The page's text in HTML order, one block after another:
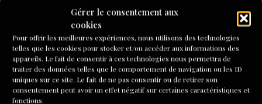
Gérer le consentement aux
cookies
Pour offrir les meilleures expériences, nous utilisons des technologies
telles que les cookies pour stocker et/ou accéder aux informations des
appareils. Le fait de consentir à ces technologies nous permettra de
traiter des données telles que le comportement de navigation ou les ID
uniques sur ce site. Le fait de ne pas consentir ou de retirer son
consentement peut avoir un effet négatif sur certaines caractéristiques et
fonctions.
mouvement de 68 – le culte de la prise de parole, de la
lecture au groupe à voix haute, là où les professeurs à la
manière américaine privilégiaient l’analyse critique des
productions, et du textualisme des années 60, qui faisait
qu’il était de bon ton de traiter tous ces ateliers US par le
mépris ou au moins la condescendance.